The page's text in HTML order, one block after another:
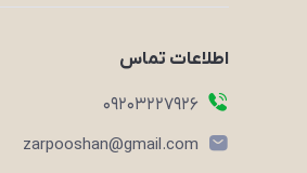
اطلاعات تماس
09203227926
zarpooshan@gmail.com